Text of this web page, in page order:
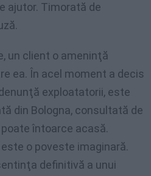
ajutor. Timorată de
un client o ameninţă
ea. În acel moment a decis
exploatatorii, este
din Bologna, consultată de
întoarce acasă.
o poveste imaginară.
definitivă a unui